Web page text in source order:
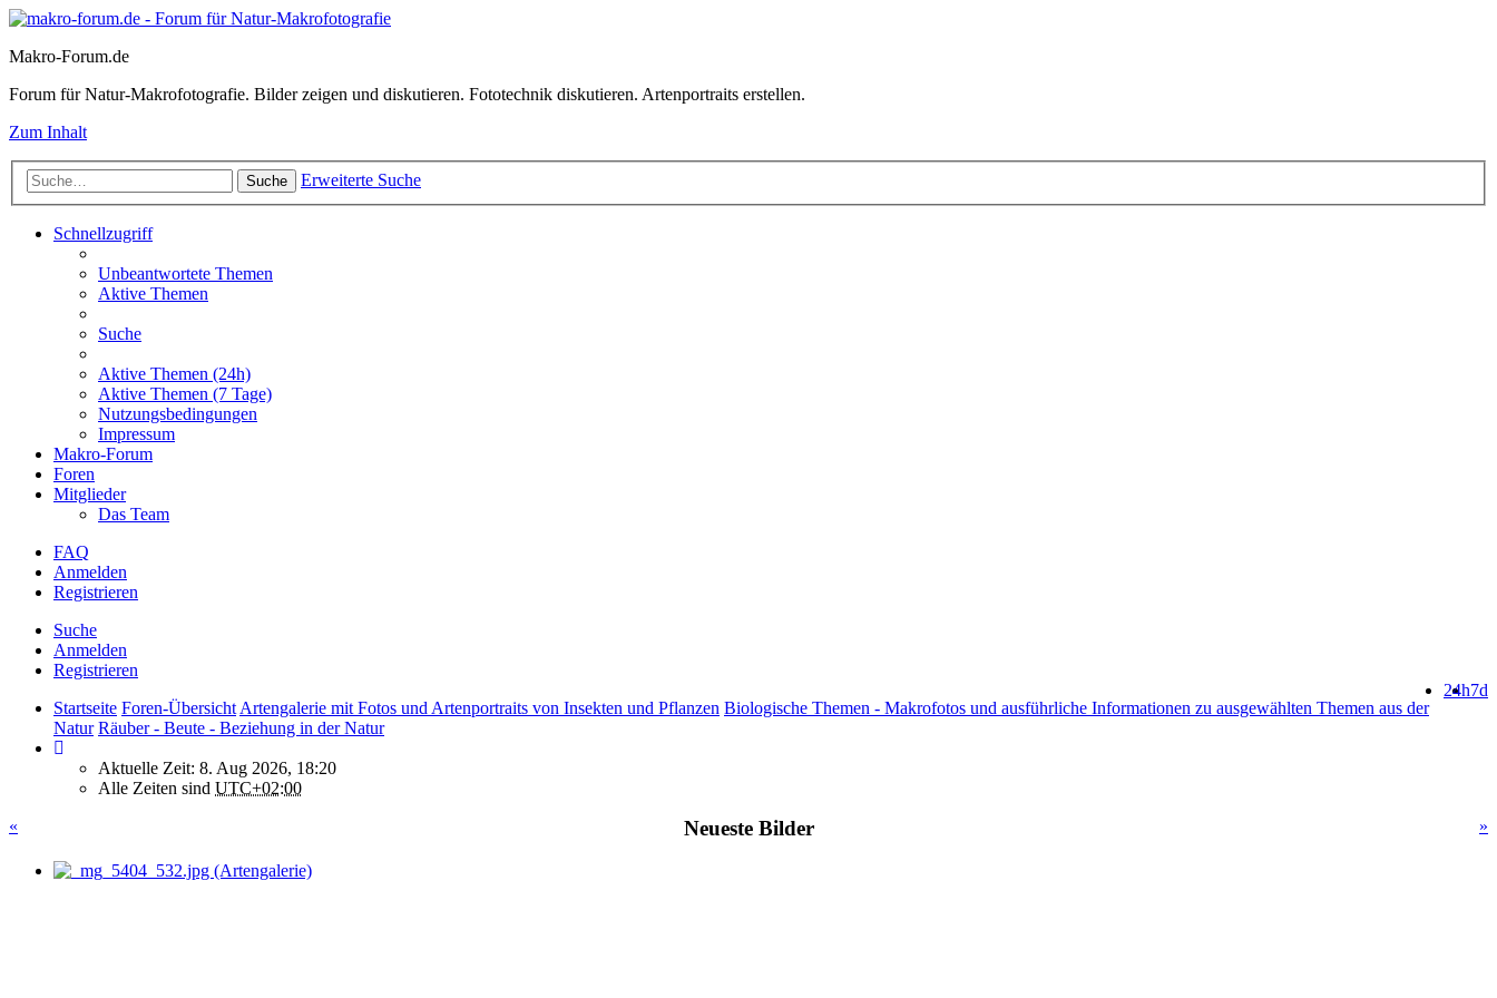
Makro-Forum.de
Forum für Natur-Makrofotografie. Bilder zeigen und diskutieren. Fototechnik diskutieren. Artenportraits erstellen.
Zum Inhalt
Suche Erweiterte Suche
Schnellzugriff
Unbeantwortete Themen
Aktive Themen
Suche
Aktive Themen (24h)
Aktive Themen (7 Tage)
Nutzungsbedingungen
Impressum
Makro-Forum
Foren
Mitglieder
Das Team
FAQ
Anmelden
Registrieren
Suche
Anmelden
Registrieren
7d
24h
Startseite Foren-Übersicht Artengalerie mit Fotos und Artenportraits von Insekten und Pflanzen Biologische Themen - Makrofotos und ausführliche Informationen zu ausgewählten Themen aus der
Natur Räuber - Beute - Beziehung in der Natur
Aktuelle Zeit: 8. Aug 2026, 18:20
Alle Zeiten sind UTC+02:00
«
»
Neueste Bilder